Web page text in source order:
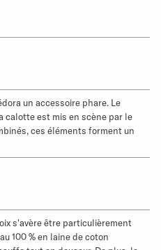
un accessoire phare. Le
calotte est mis en scène par le
ces éléments forment un
s'avère être particulièrement
100 % en laine de coton